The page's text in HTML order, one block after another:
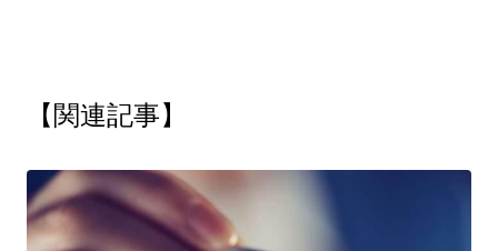
【関連記事】